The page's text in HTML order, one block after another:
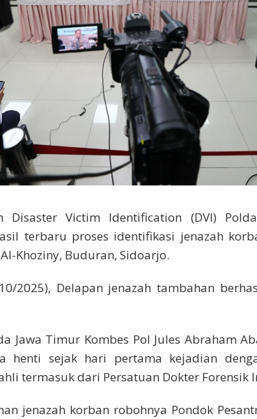
Disaster Victim Identification (DVI)
terbaru proses identifikasi jenazah
Khoziny, Buduran, Sidoarjo.
2025), Delapan jenazah tambahan
Jawa Timur Kombes Pol Jules Abraham
henti sejak hari pertama kejadian
termasuk dari Persatuan Dokter Forensik
jenazah korban robohnya Pondok